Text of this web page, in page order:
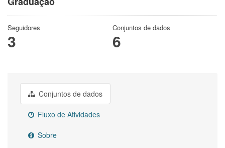
Seguidores
3
Conjuntos de dados
6
Conjuntos de dados
Fluxo de Atividades
Sobre